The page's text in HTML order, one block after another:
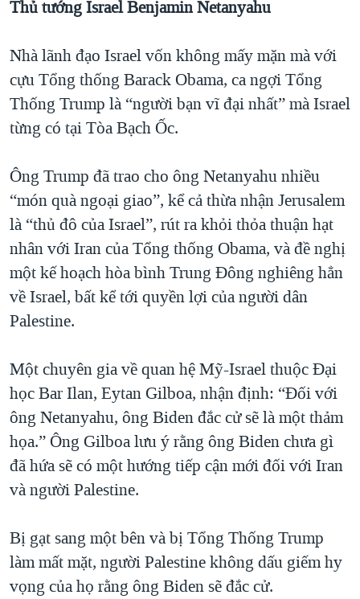
QUAN HỆ VIỆT MỸ
Thủ tướng Israel Benjamin Netanyahu
Nhà lãnh đạo Israel vốn không mấy mặn mà với
cựu Tổng thống Barack Obama, ca ngợi Tổng
Thống Trump là “người bạn vĩ đại nhất” mà Israel
từng có tại Tòa Bạch Ốc.
Ông Trump đã trao cho ông Netanyahu nhiều
“món quà ngoại giao”, kể cả thừa nhận Jerusalem
là “thủ đô của Israel”, rút ra khỏi thỏa thuận hạt
nhân với Iran của Tổng thống Obama, và đề nghị
một kế hoạch hòa bình Trung Đông nghiêng hẳn
về Israel, bất kể tới quyền lợi của người dân
Palestine.
Một chuyên gia về quan hệ Mỹ-Israel thuộc Đại
học Bar Ilan, Eytan Gilboa, nhận định: “Đối với
ông Netanyahu, ông Biden đắc cử sẽ là một thảm
họa.” Ông Gilboa lưu ý rằng ông Biden chưa gì
đã hứa sẽ có một hướng tiếp cận mới đối với Iran
và người Palestine.
Bị gạt sang một bên và bị Tổng Thống Trump
làm mất mặt, người Palestine không dấu giếm hy
vọng của họ rằng ông Biden sẽ đắc cử.